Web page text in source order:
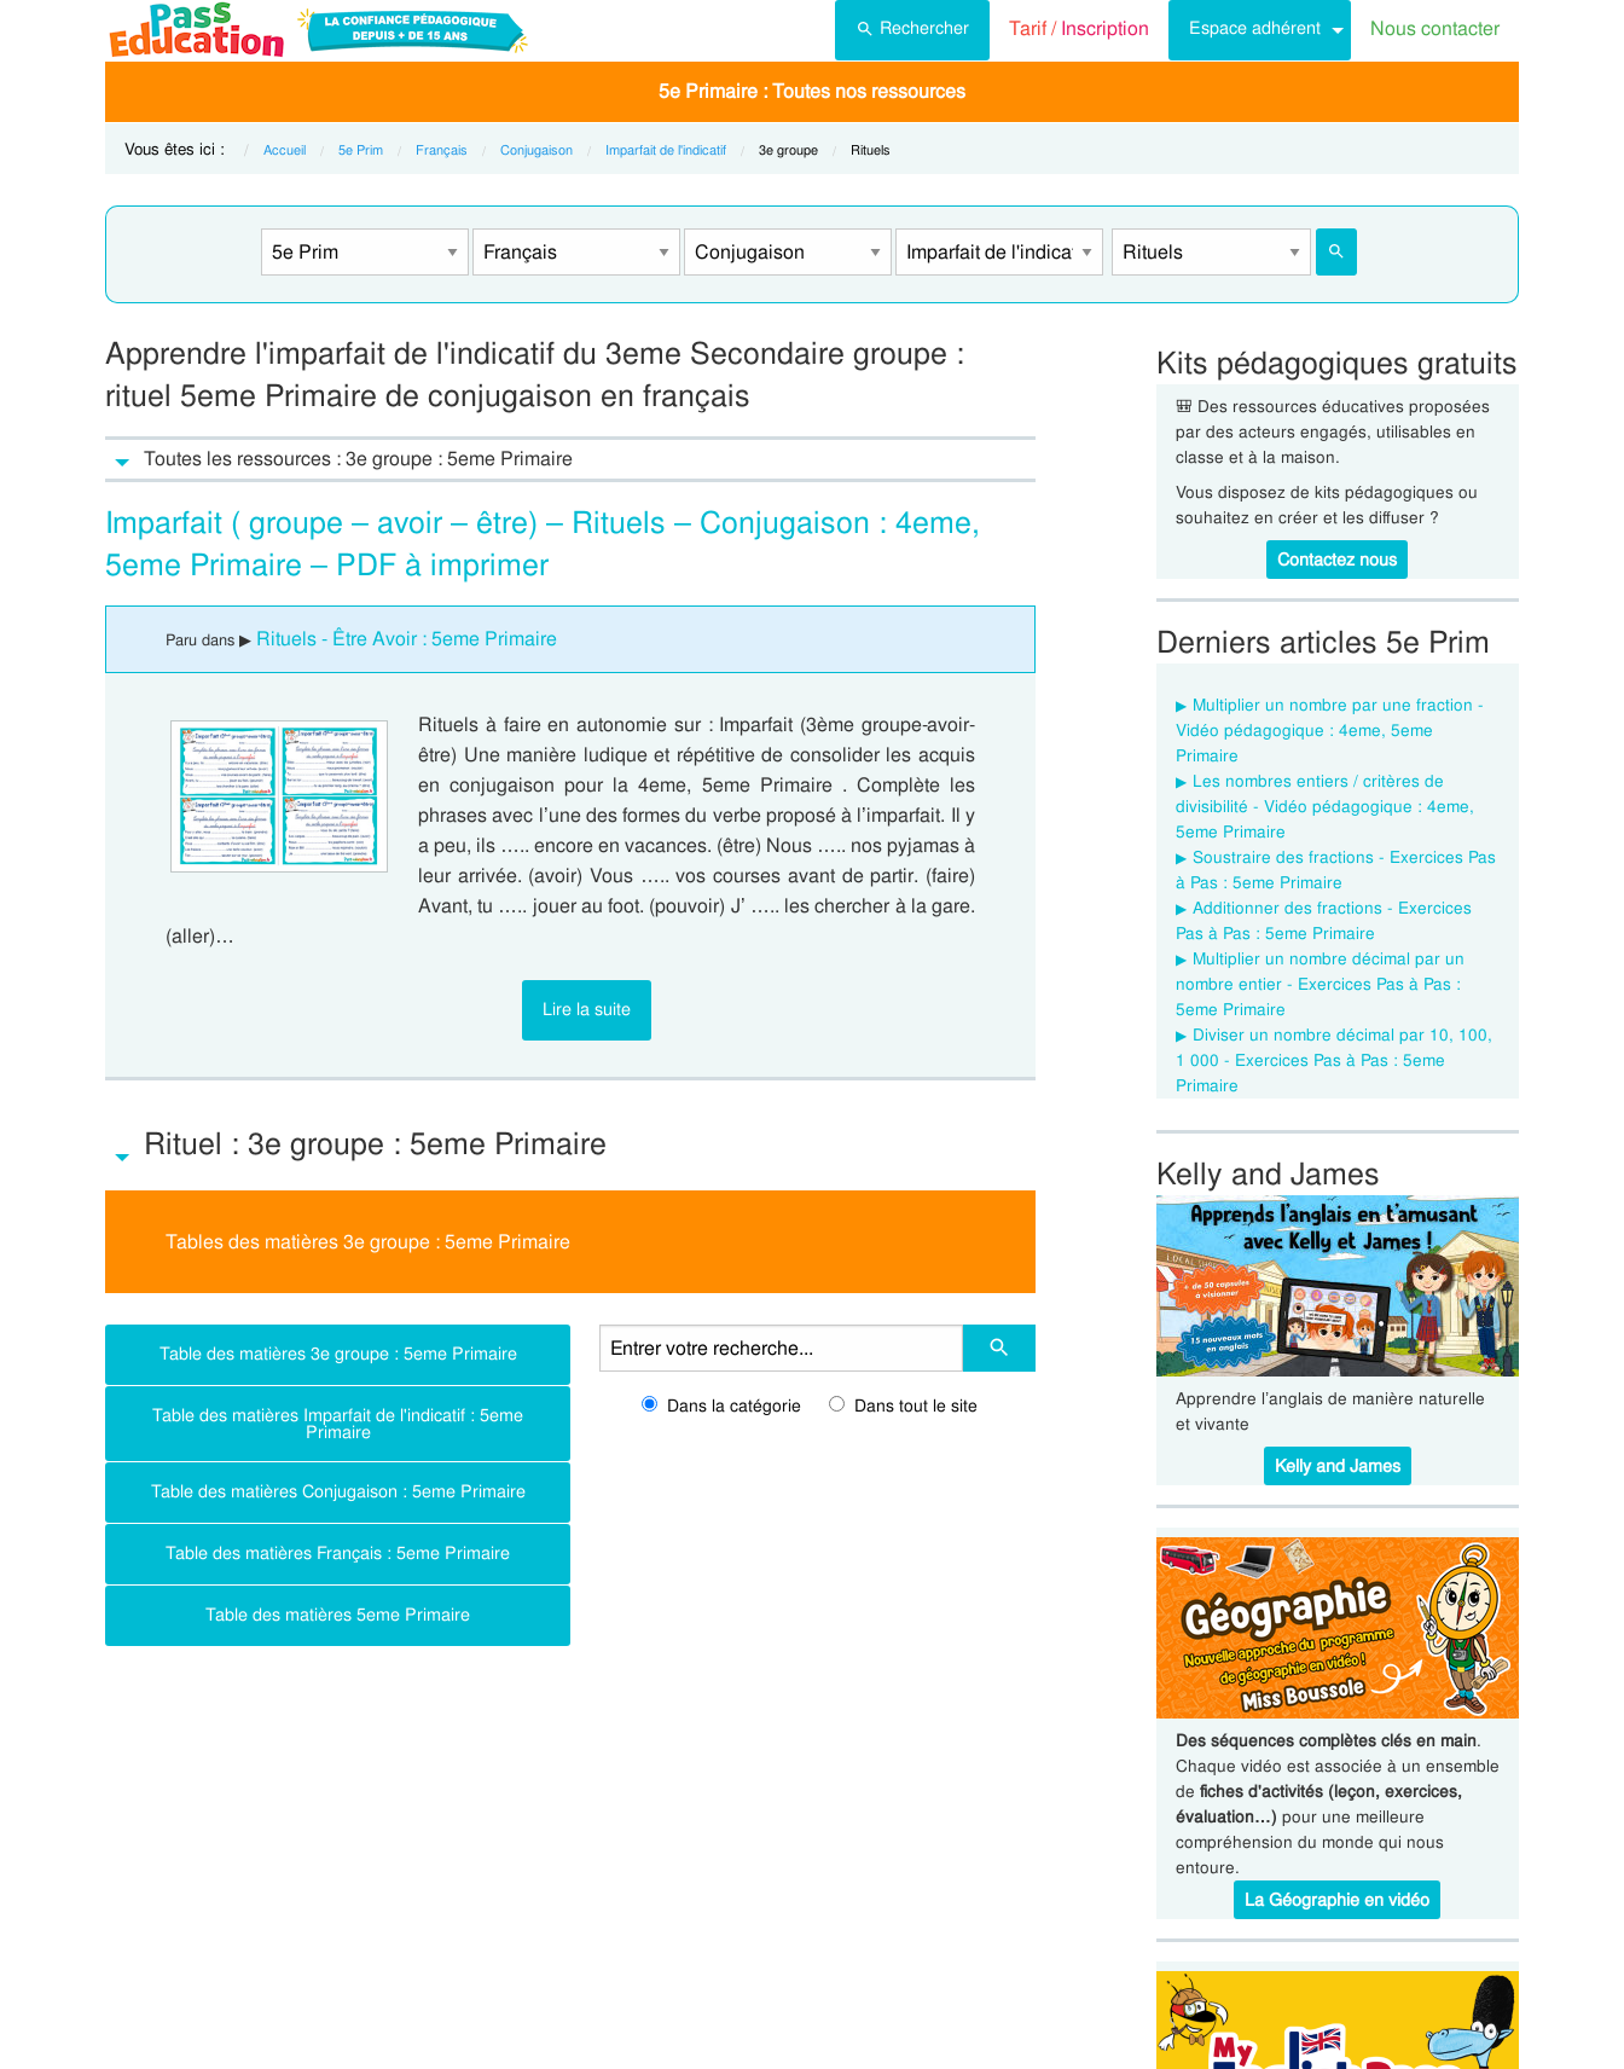
Rechercher Tarif /Inscription Espace adhérent Nous contacter
5e Primaire : Toutes nos ressources
Vous êtes ici : Accueil 5e Prim Français Conjugaison Imparfait de l'indicatif Current:
3e groupe Current:
Rituels
Apprendre l'imparfait de l'indicatif du 3eme Secondaire groupe :
rituel 5eme Primaire de conjugaison en français
Toutes les ressources : 3e groupe : 5eme Primaire
Imparfait ( groupe – avoir – être) – Rituels – Conjugaison : 4eme,
5eme Primaire – PDF à imprimer
Paru dans ▶ Rituels - Être Avoir : 5eme Primaire
Rituels à faire en autonomie sur : Imparfait (3ème groupe-avoir-
être) Une manière ludique et répétitive de consolider les acquis
en conjugaison pour la 4eme, 5eme Primaire . Complète les
phrases avec l’une des formes du verbe proposé à l’imparfait. Il y
a peu, ils ….. encore en vacances. (être) Nous ….. nos pyjamas à
leur arrivée. (avoir) Vous ….. vos courses avant de partir. (faire)
Avant, tu ….. jouer au foot. (pouvoir) J’ ….. les chercher à la gare.
(aller)…
Lire la suite
Rituel : 3e groupe : 5eme Primaire
Tables des matières 3e groupe : 5eme Primaire
Table des matières 3e groupe : 5eme Primaire
Table des matières Imparfait de l'indicatif : 5eme
Primaire
Table des matières Conjugaison : 5eme Primaire
Table des matières Français : 5eme Primaire
Table des matières 5eme Primaire
Dans la catégorie Dans tout le site
Kits pédagogiques gratuits
🎒 Des ressources éducatives proposées
par des acteurs engagés, utilisables en
classe et à la maison.
Vous disposez de kits pédagogiques ou
souhaitez en créer et les diffuser ?
Contactez nous
Derniers articles 5e Prim
Multiplier un nombre par une fraction -
Vidéo pédagogique : 4eme, 5eme
Primaire
Les nombres entiers / critères de
divisibilité - Vidéo pédagogique : 4eme,
5eme Primaire
Soustraire des fractions - Exercices Pas
à Pas : 5eme Primaire
Additionner des fractions - Exercices
Pas à Pas : 5eme Primaire
Multiplier un nombre décimal par un
nombre entier - Exercices Pas à Pas :
5eme Primaire
Diviser un nombre décimal par 10, 100,
1 000 - Exercices Pas à Pas : 5eme
Primaire
Kelly and James
Apprendre l’anglais de manière naturelle
et vivante
Kelly and James
Des séquences complètes clés en main.
Chaque vidéo est associée à un ensemble
de fiches d'activités (leçon, exercices,
évaluation…) pour une meilleure
compréhension du monde qui nous
entoure.
La Géographie en vidéo